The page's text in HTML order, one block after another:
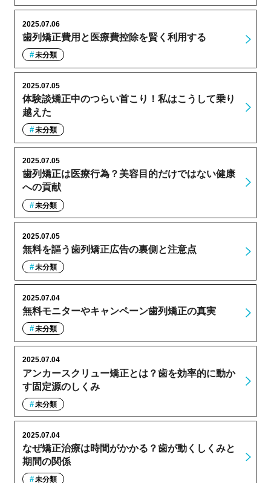
歯列矯正費用と医療費控除を賢く利用する
2025.07.06
未分類
体験談矯正中のつらい首こり！私はこうして乗り
越えた
2025.07.05
未分類
歯列矯正は医療行為？美容目的だけではない健康
への貢献
2025.07.05
未分類
無料を謳う歯列矯正広告の裏側と注意点
2025.07.05
未分類
無料モニターやキャンペーン歯列矯正の真実
2025.07.04
未分類
アンカースクリュー矯正とは？歯を効率的に動か
す固定源のしくみ
2025.07.04
未分類
なぜ矯正治療は時間がかかる？歯が動くしくみと
期間の関係
2025.07.04
未分類